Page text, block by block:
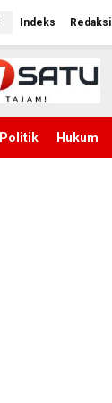
Indeks Redaksi
Politik Hukum